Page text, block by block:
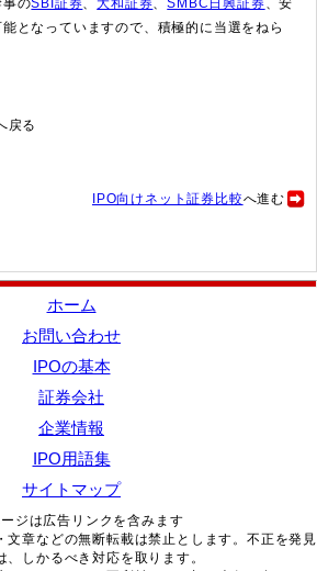
事のSBI証券、大和証券、SMBC日興証券、安
となっていますので、積極的に当選をねら
戻る
IPO向けネット証券比較へ進む
ホーム
お問い合わせ
IPOの基本
証券会社
企業情報
IPO用語集
サイトマップ
ージは広告リンクを含みます
文章などの無断転載は禁止とします。不正を発見
、しかるべき対応を取ります。